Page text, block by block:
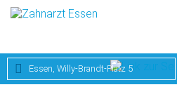
Essen, Willy-Brandt-Platz 5